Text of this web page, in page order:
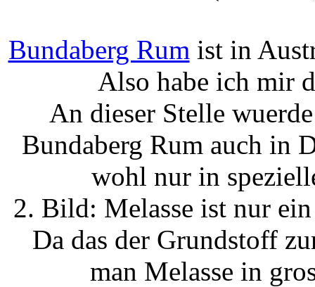
Bundaberg Rum ist in
Also habe ich mir
An dieser Stelle
Bundaberg Rum auch in
wohl nur in
2. Bild: Melasse ist nur
Da das der Grundstoff
man Melasse in